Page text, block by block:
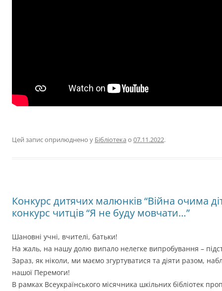
Цей запис оприлюднено у Бібліотека о 07.11.2022.
Конкурс дитячих малюнків “Війна очима
конкурс читців “Я не буду мовчати…”
Шановні учні, вчителі, батьки!
На жаль, на нашу долю випало нелегке випробування –
Зараз, як ніколи, ми маємо згуртуватися та діяти разом,
нашої Перемоги!
В рамках Всеукраїнського місячника шкільних бібліотек